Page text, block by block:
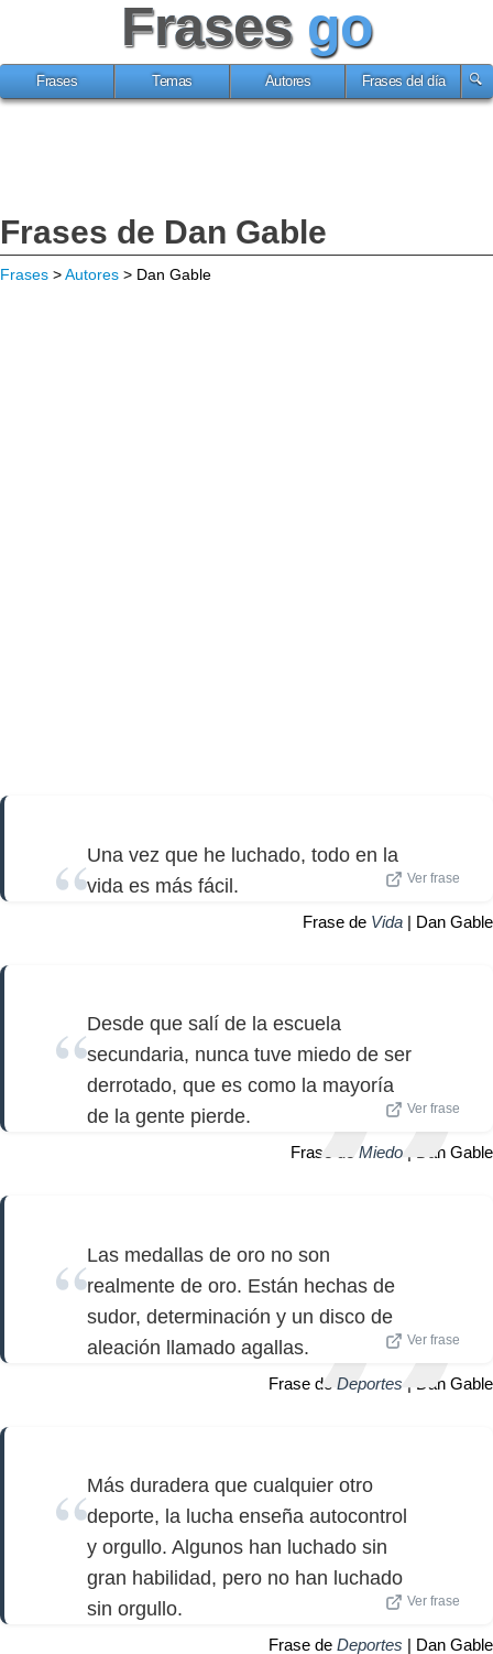
Frases go
Frases Temas Autores Frases del día
Frases de Dan Gable
Frases >Autores > Dan Gable
Una vez que he luchado, todo en la
vida es más fácil.
Ver frase
Frase de Vida | Dan Gable
Desde que salí de la escuela
secundaria, nunca tuve miedo de ser
derrotado, que es como la mayoría
de la gente pierde.
Ver frase
Frase de Miedo | Dan Gable
Las medallas de oro no son
realmente de oro. Están hechas de
sudor, determinación y un disco de
aleación llamado agallas.
Ver frase
Frase de Deportes | Dan Gable
Más duradera que cualquier otro
deporte, la lucha enseña autocontrol
y orgullo. Algunos han luchado sin
gran habilidad, pero no han luchado
sin orgullo.
Ver frase
Frase de Deportes | Dan Gable